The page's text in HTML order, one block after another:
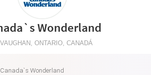
Wonderland
VAUGHAN, ONTARIO, CANADÁ
Canada`s Wonderland